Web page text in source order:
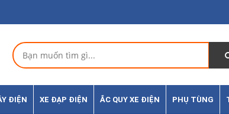
ĐIỆN XE ĐẠP ĐIỆN ẮC QUY XE ĐIỆN PHỤ TÙNG